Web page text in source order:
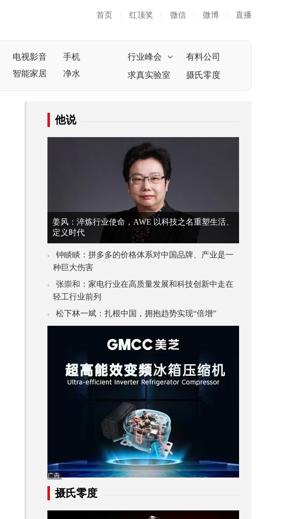
首页 红顶奖 微信 微博 直播
电视影音
手机
智能家居 净水
行业峰会
有料公司
求真实验室
摄氏零度
他说
姜风：淬炼行业使命，AWE 以科技之名重塑生活、
定义时代
钟睒睒：拼多多的价格体系对中国品牌、产业是一
种巨大伤害
张崇和：家电行业在高质量发展和科技创新中走在
轻工行业前列
松下林一斌：扎根中国，拥抱趋势实现“倍增”
摄氏零度